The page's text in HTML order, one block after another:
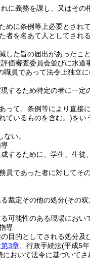
義務を課し、又はその
めに条例等上必要とされ
者を名あて人としてされ
した旨の届出があったこ
審査委員会並びに水道
員であって法令上独立
るため特定の者に一定
って、条例等により直接
ているものを含む。)をい
い。
するために、学生、生
員であった者に対してそ
裁定その他の処分(その双
可能性のある現場におい
導
目的としてされる処分及
第3章 、行政手続法(平成5
おいて法令に基づいて